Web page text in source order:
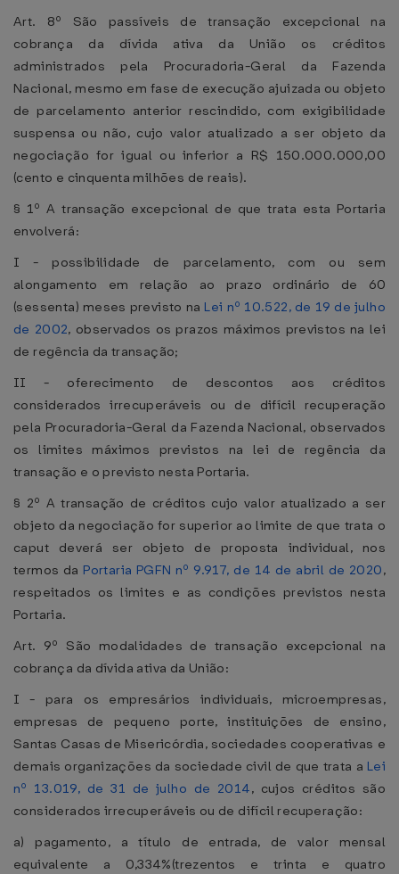
Art. 8º São passíveis de transação excepcional na
cobrança da dívida ativa da União os créditos
administrados pela Procuradoria-Geral da Fazenda
Nacional, mesmo em fase de execução ajuizada ou objeto
de parcelamento anterior rescindido, com exigibilidade
suspensa ou não, cujo valor atualizado a ser objeto da
negociação for igual ou inferior a R$ 150.000.000,00
(cento e cinquenta milhões de reais).
§ 1º A transação excepcional de que trata esta Portaria
envolverá:
I - possibilidade de parcelamento, com ou sem
alongamento em relação ao prazo ordinário de 60
(sessenta) meses previsto na Lei nº 10.522, de 19 de julho
de 2002, observados os prazos máximos previstos na lei
de regência da transação;
II - oferecimento de descontos aos créditos
considerados irrecuperáveis ou de difícil recuperação
pela Procuradoria-Geral da Fazenda Nacional, observados
os limites máximos previstos na lei de regência da
transação e o previsto nesta Portaria.
§ 2º A transação de créditos cujo valor atualizado a ser
objeto da negociação for superior ao limite de que trata o
caput deverá ser objeto de proposta individual, nos
termos da Portaria PGFN nº 9.917, de 14 de abril de 2020,
respeitados os limites e as condições previstos nesta
Portaria.
Art. 9º São modalidades de transação excepcional na
cobrança da dívida ativa da União:
I - para os empresários individuais, microempresas,
empresas de pequeno porte, instituições de ensino,
Santas Casas de Misericórdia, sociedades cooperativas e
demais organizações da sociedade civil de que trata a Lei
nº 13.019, de 31 de julho de 2014, cujos créditos são
considerados irrecuperáveis ou de difícil recuperação:
a) pagamento, a título de entrada, de valor mensal
equivalente a 0,334%(trezentos e trinta e quatro